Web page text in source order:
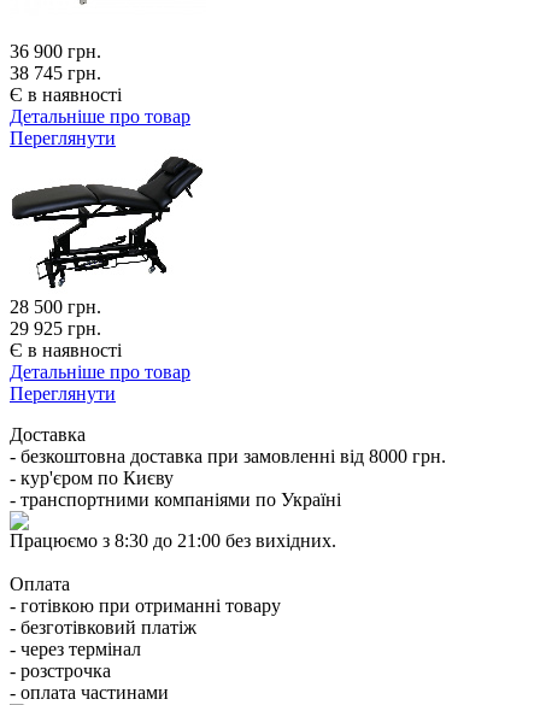
36 900 грн.
38 745 грн.
Є в наявності
Детальніше про товар
Переглянути
28 500 грн.
29 925 грн.
Є в наявності
Детальніше про товар
Переглянути
Доставка
- безкоштовна доставка при замовленні від 8000 грн.
- кур'єром по Києву
- транспортними компаніями по Україні
Працюємо з 8:30 до 21:00 без вихідних.
Оплата
- готівкою при отриманні товару
- безготівковий платіж
- через термінал
- розстрочка
- оплата частинами